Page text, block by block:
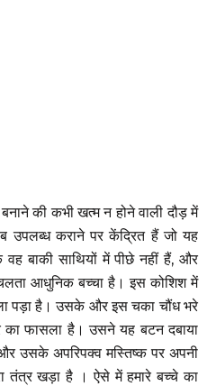
की कभी खत्म न होने वाली दौड़ में
उपलब्ध कराने पर केंद्रित हैं जो यह
बाकी साथियों में पीछे नहीं हैं, और
आधुनिक बच्चा है। इस कोशिश में
पड़ा है। उसके और इस चका चौंध भरे
फासला है। उसने यह बटन दबाया
उसके अपरिपक्व मस्तिष्क पर अपनी
तंत्र खड़ा है । ऐसे में हमारे बच्चे का